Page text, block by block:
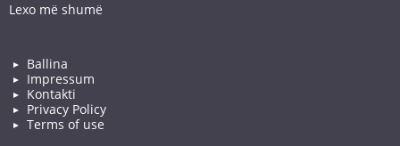
Lexo më shumë
Ballina
Impressum
Kontakti
Privacy Policy
Terms of use